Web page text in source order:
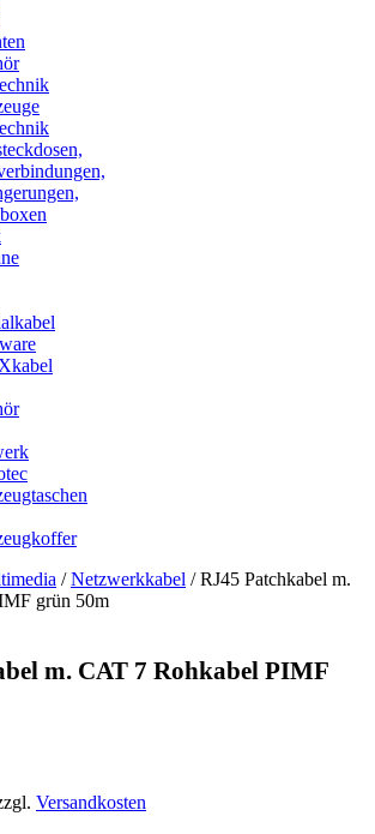
/Netzwerkkabel / RJ45 Patchkabel m.
grün 50m
m. CAT 7 Rohkabel PIMF
Versandkosten